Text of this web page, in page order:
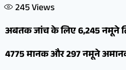
245Views
अबतक जांच के लिए 6,245 नमूने
4775 मानक और 297 नमूने